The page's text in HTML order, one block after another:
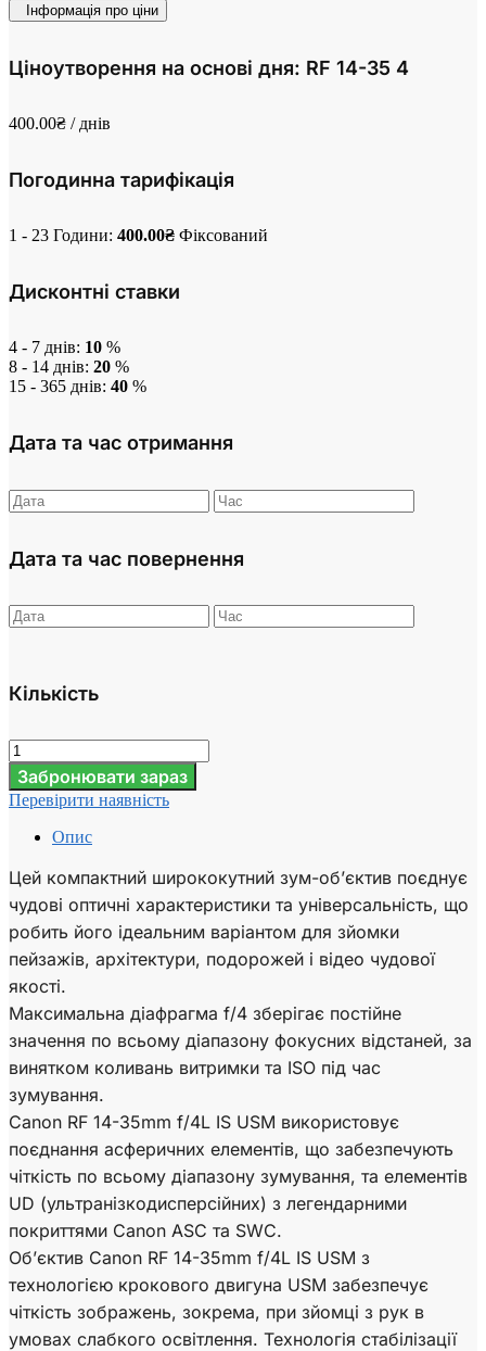
Інформація про ціни
Ціноутворення на основі дня: RF 14-35 4
400.00₴ / днів
Погодинна тарифікація
1 - 23 Години: 400.00₴ Фіксований
Дисконтні ставки
4 - 7 днів: 10 %
8 - 14 днів: 20 %
15 - 365 днів: 40 %
Дата та час отримання
Дата та час повернення
Кількість
Забронювати зараз
Перевірити наявність
Опис
Цей компактний ширококутний зум-об’єктив поєднує
чудові оптичні характеристики та універсальність, що
робить його ідеальним варіантом для зйомки
пейзажів, архітектури, подорожей і відео чудової
якості.
Максимальна діафрагма f/4 зберігає постійне
значення по всьому діапазону фокусних відстаней, за
винятком коливань витримки та ISO під час
зумування.
Canon RF 14-35mm f/4L IS USM використовує
поєднання асферичних елементів, що забезпечують
чіткість по всьому діапазону зумування, та елементів
UD (ультранізкодисперсійних) з легендарними
покриттями Canon ASC та SWC.
Об’єктив Canon RF 14-35mm f/4L IS USM з
технологією крокового двигуна USM забезпечує
чіткість зображень, зокрема, при зйомці з рук в
умовах слабкого освітлення. Технологія стабілізації